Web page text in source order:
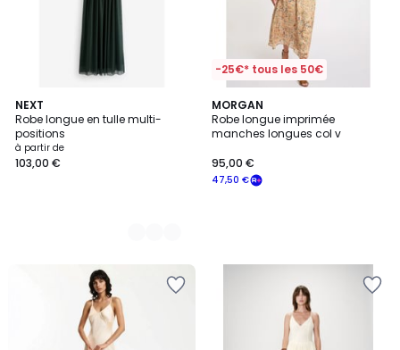
NEXT
Robe longue en tulle multi-
positions
à partir de
103,00 €
11
Couleurs
-25€* tous les 50€
MORGAN
Robe longue imprimée
manches longues col v
47,50 €
95,00 €